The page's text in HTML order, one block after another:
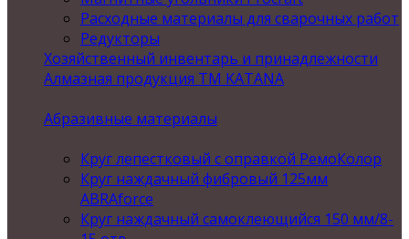
Расходные материалы для сварочных работ
Редукторы
Хозяйственный инвентарь и принадлежности
Алмазная продукция ТМ KATANA
Абразивные материалы
Круг лепестковый с оправкой РемоКолор
Круг наждачный фибровый 125мм
ABRAforce
Круг наждачный самоклеющийся 150 мм/8-